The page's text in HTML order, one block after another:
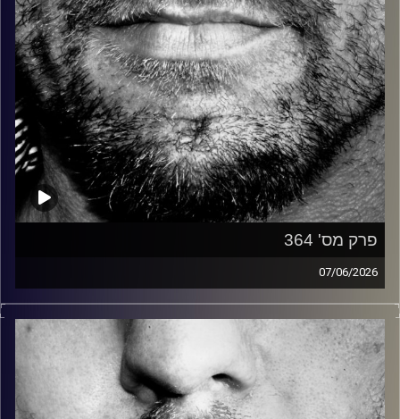
פרק מס' 364
07/06/2026
זיפים, מוזיקה מחוספסת של הופעות חיות. הרבה ג'אם, רוק,
בלוז, bluegrass, ג'אז, Fאנק, פרוגרסיב ואפילו אלקטרוניקה.
כל מה שחי, אמיתי ונושם.
עם שמוליק רגב.
קרדיט תמונות: David Goehring